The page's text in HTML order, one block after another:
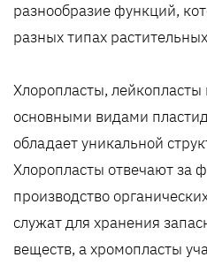
разнообразие функций,
разных типах
Хлоропласты,
основными видами
обладает уникальной
Хлоропласты отвечают за
производство
служат для хранения
веществ, а хромопласты